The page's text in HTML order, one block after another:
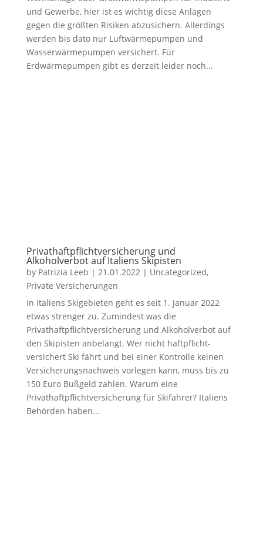
und Gewerbe, hier ist es wichtig diese Anlagen
gegen die größten Risiken abzusichern. Allerdings
werden bis dato nur Luftwärmepumpen und
Wasserwärmepumpen versichert. Für
Erdwärmepumpen gibt es derzeit leider noch...
Privathaftpflichtversicherung und
Alkoholverbot auf Italiens Skipisten
by Patrizia Leeb | 21.01.2022| Uncategorized,
Private Versicherungen
In Italiens Skigebieten geht es seit 1. Januar 2022
etwas strenger zu. Zumindest was die
Privathaftpflichtversicherung und Alkoholverbot auf
den Skipisten anbelangt. Wer nicht haftpflicht-
versichert Ski fährt und bei einer Kontrolle keinen
Versicherungsnachweis vorlegen kann, muss bis zu
150 Euro Bußgeld zahlen. Warum eine
Privathaftpflichtversicherung für Skifahrer? Italiens
Behörden haben...